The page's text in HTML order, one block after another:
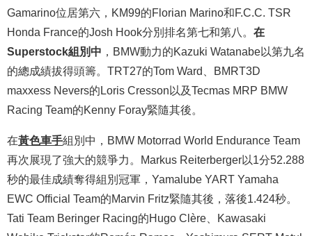
Gamarino位居第六，KM99的Florian Marino和F.C.C. TSR
Honda France的Josh Hook分別排名第七和第八。 在
Superstock組別中 ，BMW動力的Kazuki Watanabe以第九名
的總成績拔得頭籌。TRT27的Tom Ward、BMRT3D
maxxess Nevers的Loris Cresson以及Tecmas MRP BMW
Racing Team的Kenny Foray緊隨其後。
在黃色車手組別中，BMW Motorrad World Endurance Team
再次展現了強大的競爭力。Markus Reiterberger以1分52.288
秒的最佳成績奪得組別冠軍，Yamalube YART Yamaha
EWC Official Team的Marvin Fritz緊隨其後，落後1.424秒。
Tati Team Beringer Racing的Hugo Clère、Kawasaki